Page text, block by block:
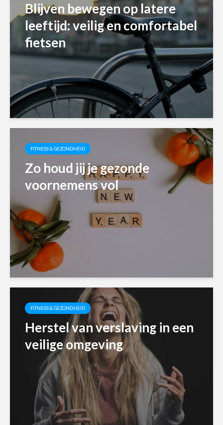
Blijven bewegen op latere
leeftijd: veilig en comfortabel
fietsen
FITNESS & GEZONDHEID
Zo houd jij je gezonde
voornemens vol
FITNESS & GEZONDHEID
Herstel van verslaving in een
veilige omgeving